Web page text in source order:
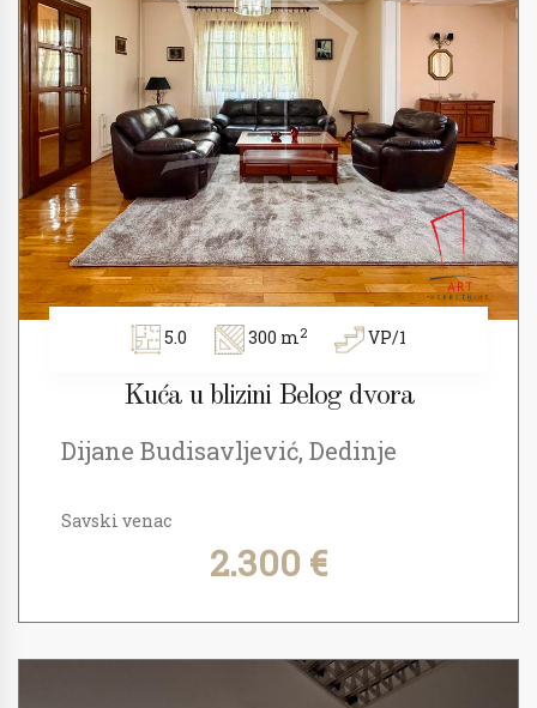
5.0 300 m2 VP/1
Kuća u blizini Belog dvora
Dijane Budisavljević, Dedinje
Savski venac
2.300 €